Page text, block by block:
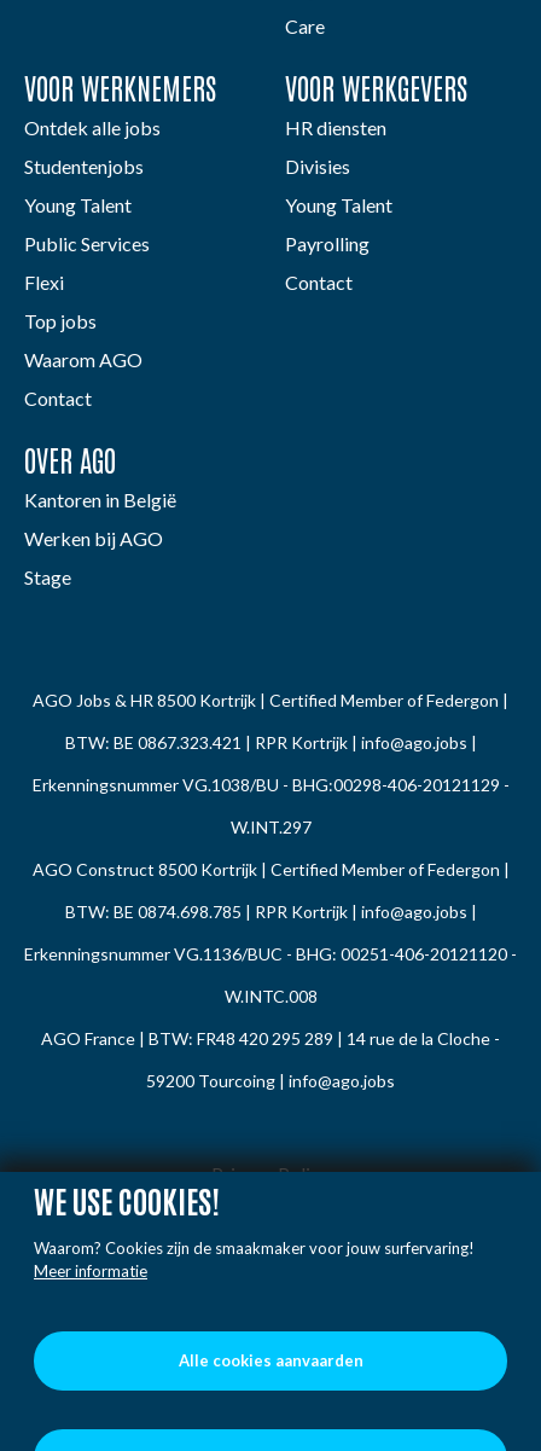
WE USE COOKIES!
Waarom? Cookies zijn de smaakmaker voor jouw surfervaring!
Meer informatie
Alle cookies aanvaarden
Care
VOOR WERKNEMERS
Ontdek alle jobs
Studentenjobs
Young Talent
Public Services
Flexi
Top jobs
Waarom AGO
Contact
VOOR WERKGEVERS
HR diensten
Divisies
Young Talent
Payrolling
Contact
OVER AGO
Kantoren in België
Werken bij AGO
Stage
AGO Jobs & HR 8500 Kortrijk | Certified Member of Federgon |
BTW: BE 0867.323.421 | RPR Kortrijk | info@ago.jobs |
Erkenningsnummer VG.1038/BU - BHG:00298-406-20121129 -
W.INT.297
AGO Construct 8500 Kortrijk | Certified Member of Federgon |
BTW: BE 0874.698.785 | RPR Kortrijk | info@ago.jobs |
Erkenningsnummer VG.1136/BUC - BHG: 00251-406-20121120 -
W.INTC.008
AGO France | BTW: FR48 420 295 289 | 14 rue de la Cloche -
59200 Tourcoing | info@ago.jobs
Privacy Policy
Cookie Policy
Gedragsregels
Voorwaarden